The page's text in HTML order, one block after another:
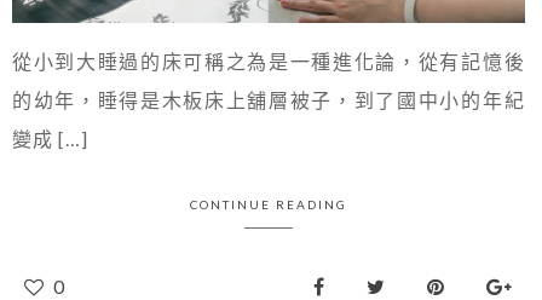
從小到大睡過的床可稱之為是一種進化論，從有記憶後
的幼年，睡得是木板床上舖層被子，到了國中小的年紀
變成 […]
CONTINUE READING
0